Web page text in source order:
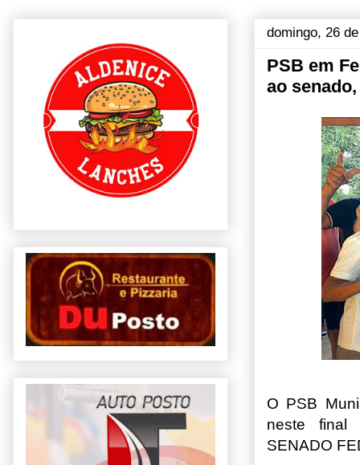
domingo, 26
PSB em
ao
O PSB
neste final
SENADO